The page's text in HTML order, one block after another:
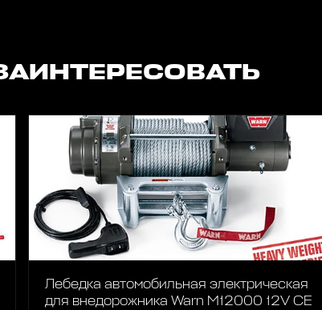
Лебедка автомобильная электрическая
для внедорожника Warn M12000 12V CE